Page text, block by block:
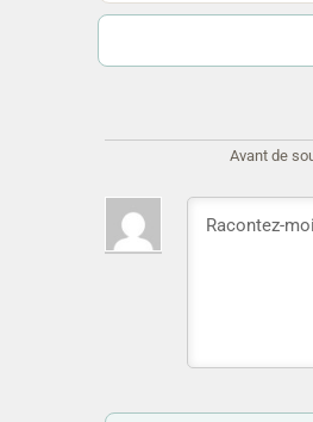
Avant de